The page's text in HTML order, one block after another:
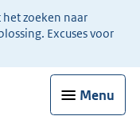
zoeken naar
Excuses voor
Menu